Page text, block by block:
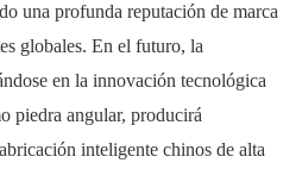
una profunda reputación de marca
globales. En el futuro, la
en la innovación tecnológica
piedra angular, producirá
inteligente chinos de alta